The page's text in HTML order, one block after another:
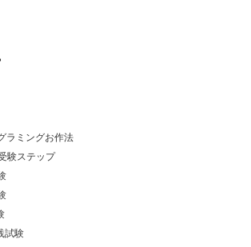
ラミングお作法
験ステップ
試験